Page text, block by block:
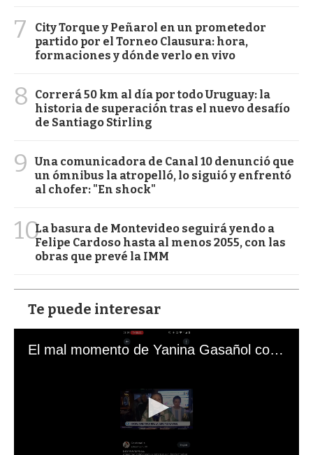
7
City Torque y Peñarol en un prometedor
partido por el Torneo Clausura: hora,
formaciones y dónde verlo en vivo
8
Correrá 50 km al día por todo Uruguay: la
historia de superación tras el nuevo desafío
de Santiago Stirling
9
Una comunicadora de Canal 10 denunció que
un ómnibus la atropelló, lo siguió y enfrentó
al chofer: "En shock"
10La basura de Montevideo seguirá yendo a
Felipe Cardoso hasta al menos 2055, con las
obras que prevé la IMM
Te puede interesar
El mal momento de Yanina Gasañol con un hincha argentino en "Subrayado"